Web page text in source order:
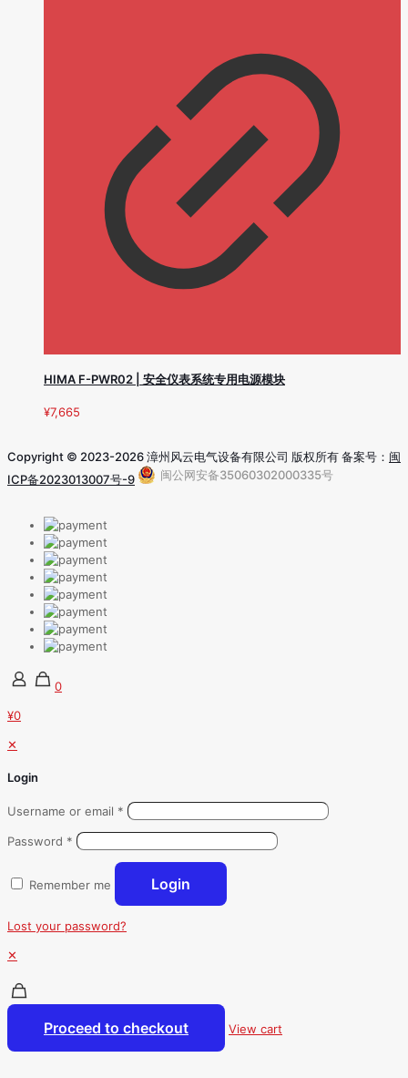
HIMA F-PWR02 | 安全仪表系统专用电源模块
¥7,665
Copyright © 2023-2026 漳州风云电气设备有限公司 版权所有 备案号： 闽
ICP备2023013007号-9
闽公网安备35060302000335号
0
¥0
✕
Login
Username or email *
Password *
Remember me Login
Lost your password?
✕
Proceed to checkout View cart